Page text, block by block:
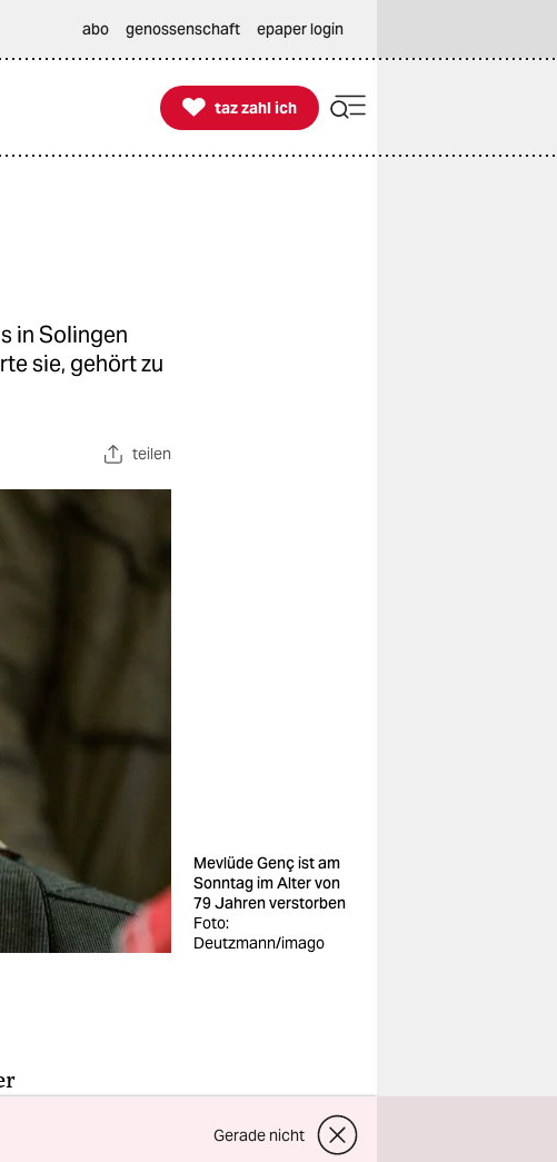
abo genossenschaft epaper login

taz zahl ich
taz zahl ich
in Solingen
sie, gehört zu
teilen
Mevlüde Genç ist am
Sonntag im Alter von
79 Jahren verstorben
Foto:
Deutzmann/imago
des
Gerade nicht